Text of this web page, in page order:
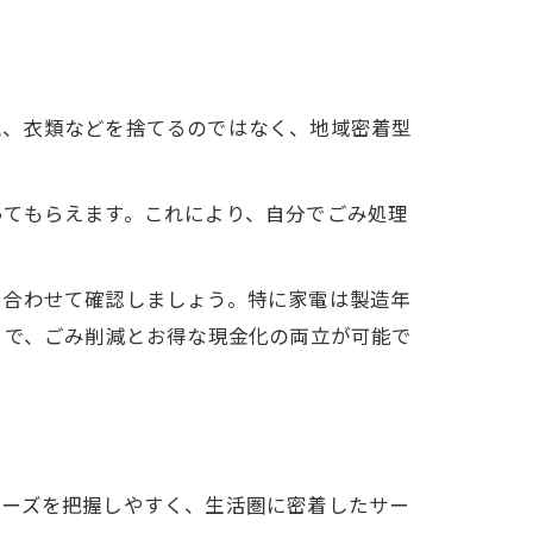
衣類などを捨てるのではなく、地域密着型
もらえます。これにより、自分でごみ処理
わせて確認しましょう。特に家電は製造年
、ごみ削減とお得な現金化の両立が可能で
ズを把握しやすく、生活圏に密着したサー